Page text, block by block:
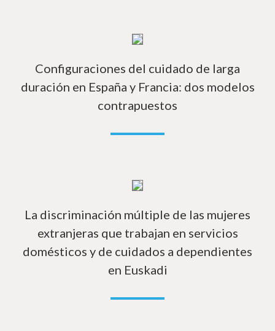
Configuraciones del cuidado de larga
duración en España y Francia: dos modelos
contrapuestos
La discriminación múltiple de las mujeres
extranjeras que trabajan en servicios
domésticos y de cuidados a dependientes
en Euskadi